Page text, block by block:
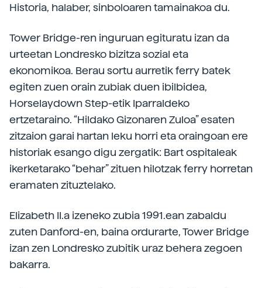
Historia, halaber, sinboloaren tamainakoa du.
Tower Bridge-ren inguruan egituratu izan da
urteetan Londresko bizitza sozial eta
ekonomikoa. Berau sortu aurretik ferry batek
egiten zuen orain zubiak duen ibilbidea,
Horselaydown Step-etik Iparraldeko
ertzetaraino. “Hildako Gizonaren Zuloa” esaten
zitzaion garai hartan leku horri eta oraingoan ere
historiak esango digu zergatik: Bart ospitaleak
ikerketarako “behar” zituen hilotzak ferry horretan
eramaten zituztelako.
Elizabeth II.a izeneko zubia 1991.ean zabaldu
zuten Danford-en, baina ordurarte, Tower Bridge
izan zen Londresko zubitik uraz behera zegoen
bakarra.